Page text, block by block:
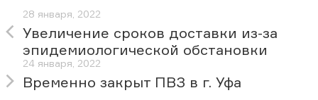
28 января, 2022
Увеличение сроков доставки из-за
эпидемиологической обстановки
24 января, 2022
Временно закрыт ПВЗ в г. Уфа